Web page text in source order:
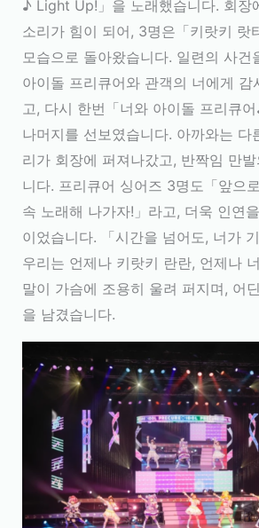
♪ Light Up!」을 노래했습니다. 회장
소리가 힘이 되어, 3명은「키랏키 랏
모습으로 돌아왔습니다. 일련의 사건
아이돌 프리큐어와 관객의 너에게 감
고, 다시 한번「너와 아이돌 프리큐
나머지를 선보였습니다. 아까와는 다
리가 회장에 퍼져나갔고, 반짝임 만
니다. 프리큐어 싱어즈 3명도「앞으
속 노래해 나가자!」라고, 더욱 인연
이었습니다. 「시간을 넘어도, 너가
우리는 언제나 키랏키 란란, 언제나
말이 가슴에 조용히 울려 퍼지며, 어
을 남겼습니다.